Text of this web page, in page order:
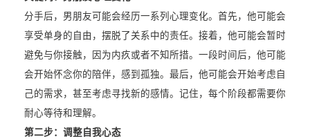
分手后，男朋友可能会经历一系列心理变化。首先，他可能会
享受单身的自由，摆脱了关系中的责任。接着，他可能会暂时
避免与你接触，因为内疚或者不知所措。一段时间后，他可能
会开始怀念你的陪伴，感到孤独。最后，他可能会开始考虑自
己的需求，甚至考虑寻找新的感情。记住，每个阶段都需要你
耐心等待和理解。
第二步：调整自我心态